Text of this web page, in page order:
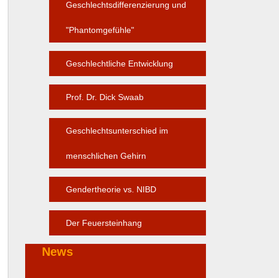
Geschlechtsdifferenzierung und
"Phantomgefühle"
Geschlechtliche Entwicklung
Prof. Dr. Dick Swaab
Geschlechtsunterschied im
menschlichen Gehirn
Gendertheorie vs. NIBD
Der Feuersteinhang
News